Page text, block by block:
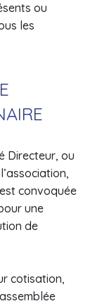
ou
les
Directeur, ou
convoquée
une
de
cotisation,